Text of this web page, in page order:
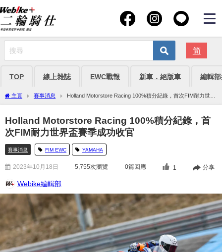
简
TOP 線上雜誌 EWC戰報 新車．絕版車 編輯
主頁 賽事消息
Holland Motorstore Racing 100%積分紀錄，首次FIM耐力世界
盃賽季成功收官
Holland Motorstore Racing 100%積分紀錄，首
次FIM耐力世界盃賽季成功收官
賽事消息 FIM EWC YAMAHA
2023年10月18日 5,755次瀏覽 0篇回應 1 分享
Webike編輯部